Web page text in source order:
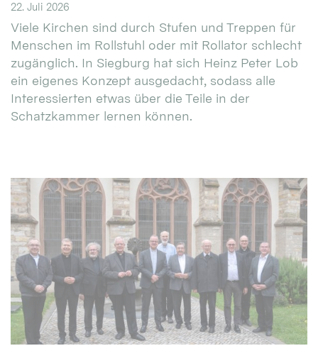
22. Juli 2026
Viele Kirchen sind durch Stufen und Treppen für
Menschen im Rollstuhl oder mit Rollator schlecht
zugänglich. In Siegburg hat sich Heinz Peter Lob
ein eigenes Konzept ausgedacht, sodass alle
Interessierten etwas über die Teile in der
Schatzkammer lernen können.